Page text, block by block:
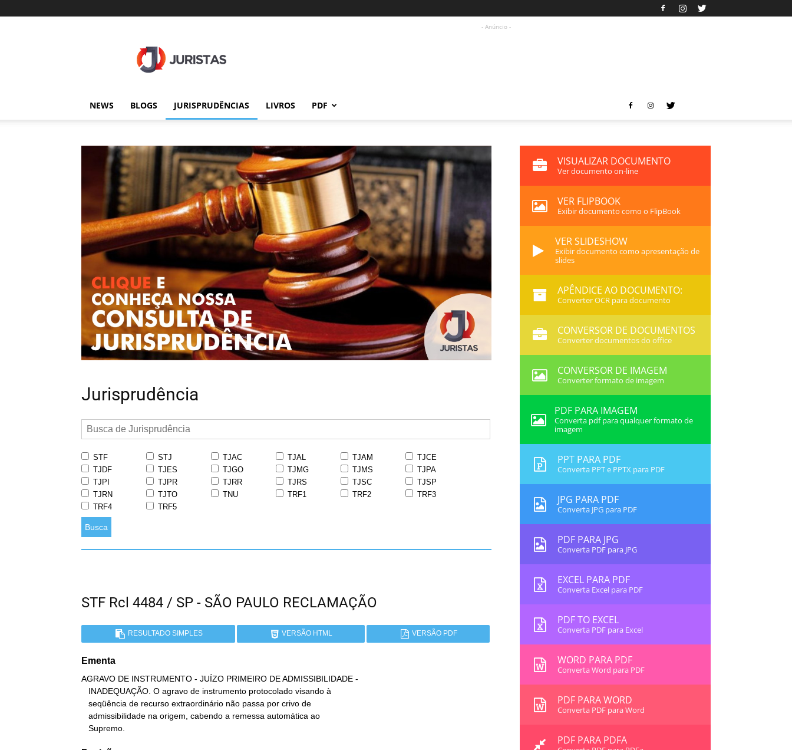
- Anúncio -
NEWS BLOGS JURISPRUDÊNCIAS LIVROS PDF
Jurisprudência
STF STJ TJAC TJAL TJAM
TJCE
TJDF
TJES TJGO TJMG TJMS
TJPA
TJPI
TJPR TJRR TJRS TJSC
TJSP
TJRN
TJTO TNU TRF1 TRF2
TRF3
TRF4
TRF5
Busca
STF Rcl 4484 / SP - SÃO PAULO RECLAMAÇÃO
RESULTADO SIMPLES VERSÃO HTML VERSÃO PDF
Ementa
AGRAVO DE INSTRUMENTO - JUÍZO PRIMEIRO DE ADMISSIBILIDADE -
   Supremo.
VISUALIZAR DOCUMENTO
Ver documento on-line
VER FLIPBOOK
Exibir documento como o FlipBook
VER SLIDESHOW
Exibir documento como apresentação de
slides
APÊNDICE AO DOCUMENTO:
Converter OCR para documento
CONVERSOR DE DOCUMENTOS
Converter documentos do office
CONVERSOR DE IMAGEM
Converter formato de imagem
PDF PARA IMAGEM
Converta pdf para qualquer formato de
imagem
PPT PARA PDF
Converta PPT e PPTX para PDF
JPG PARA PDF
Converta JPG para PDF
PDF PARA JPG
Converta PDF para JPG
EXCEL PARA PDF
Converta Excel para PDF
PDF TO EXCEL
Converta PDF para Excel
WORD PARA PDF
Converta Word para PDF
PDF PARA WORD
Converta PDF para Word
PDF PARA PDFA